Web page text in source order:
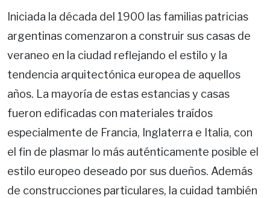
Iniciada la década del 1900 las familias patricias
argentinas comenzaron a construir sus casas de
veraneo en la ciudad reflejando el estilo y la
tendencia arquitectónica europea de aquellos
años. La mayoría de estas estancias y casas
fueron edificadas con materiales traídos
especialmente de Francia, Inglaterra e Italia, con
el fin de plasmar lo más auténticamente posible el
estilo europeo deseado por sus dueños. Además
de construcciones particulares, la cuidad también